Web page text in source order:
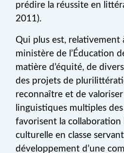
prédire la réussite en
2011).
Qui plus est, relativement
ministère de l’Éducation
matière d’équité, de
des projets de
reconnaître et de
linguistiques multiples
favorisent la
culturelle en classe
développement d’une